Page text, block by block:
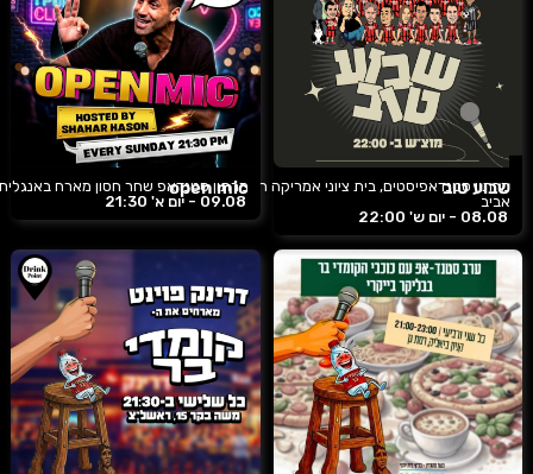
שבוע טוב
מרתון סטנדאפיסטים, בית ציוני אמריקה תל
אביב
08.08 -
יום ש' 22:00
open mic
מרתון סטנדאפ שחר חסון מארח
09.08 -
יום א' 21:30